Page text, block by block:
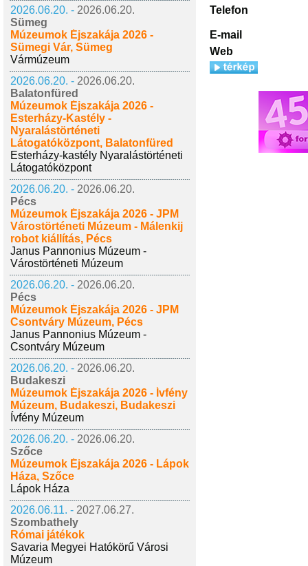
2026.06.20. - 2026.06.20.
Sümeg
Múzeumok Éjszakája 2026 -
Sümegi Vár, Sümeg
Vármúzeum
2026.06.20. - 2026.06.20.
Balatonfüred
Múzeumok Éjszakája 2026 -
Esterházy-Kastély -
Nyaralástörténeti
Látogatóközpont, Balatonfüred
Esterházy-kastély Nyaralástörténeti
Látogatóközpont
2026.06.20. - 2026.06.20.
Pécs
Múzeumok Éjszakája 2026 - JPM
Várostörténeti Múzeum - Málenkij
robot kiállítás, Pécs
Janus Pannonius Múzeum -
Várostörténeti Múzeum
2026.06.20. - 2026.06.20.
Pécs
Múzeumok Éjszakája 2026 - JPM
Csontváry Múzeum, Pécs
Janus Pannonius Múzeum -
Csontváry Múzeum
2026.06.20. - 2026.06.20.
Budakeszi
Múzeumok Éjszakája 2026 - Ívfény
Múzeum, Budakeszi, Budakeszi
Ívfény Múzeum
2026.06.20. - 2026.06.20.
Szőce
Múzeumok Éjszakája 2026 - Lápok
Háza, Szőce
Lápok Háza
2026.06.11. - 2027.06.27.
Szombathely
Római játékok
Savaria Megyei Hatókörű Városi
Múzeum
Telefon
E-mail
Web